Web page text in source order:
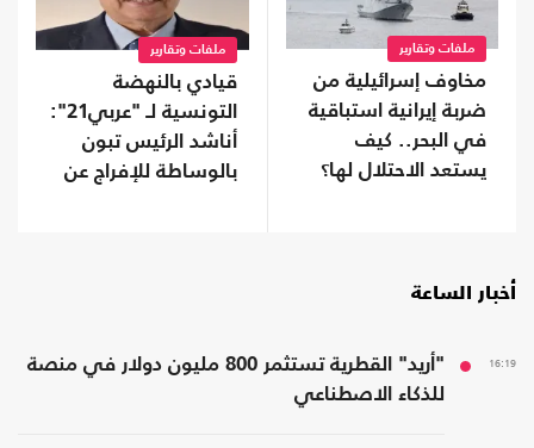
ملفات وتقارير
مخاوف إسرائيلية من
ضربة إيرانية استباقية
في البحر.. كيف
يستعد الاحتلال لها؟
ملفات وتقارير
قيادي بالنهضة
التونسية لـ "عربي21":
أناشد الرئيس تبون
بالوساطة للإفراج عن
أخبار الساعة
16:19
"أريد" القطرية تستثمر 800 مليون دولار في منصة
للذكاء الاصطناعي